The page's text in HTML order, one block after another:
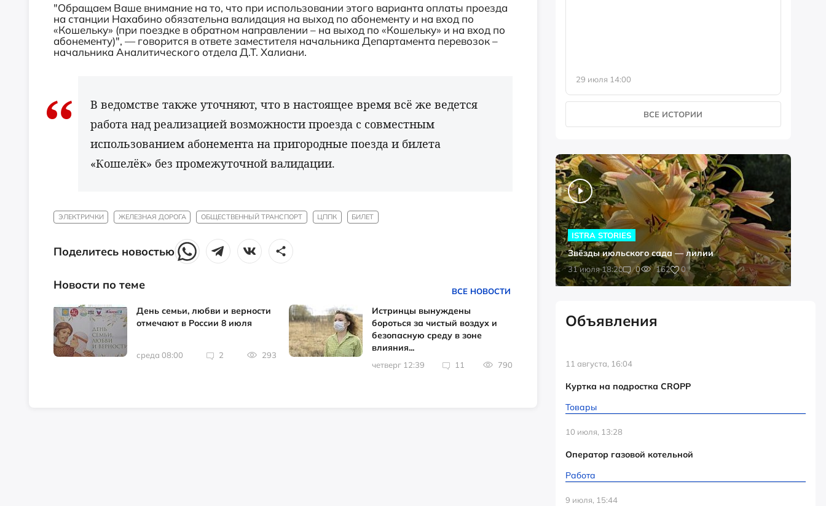
"Обращаем Ваше внимание на то, что при использовании этого варианта оплаты проезда
на станции Нахабино обязательна валидация на выход по абонементу и на вход по
«Кошельку» (при поездке в обратном направлении – на выход по «Кошельку» и на вход по
абонементу)", — говорится в ответе заместителя начальника Департамента перевозок –
начальника Аналитического отдела Д.Т. Халиани.
В ведомстве также уточняют, что в настоящее время всё же ведется
работа над реализацией возможности проезда с совместным
использованием абонемента на пригородные поезда и билета
«Кошелёк» без промежуточной валидации.
ЭЛЕКТРИЧКИ ЖЕЛЕЗНАЯ ДОРОГА ОБЩЕСТВЕННЫЙ ТРАНСПОРТ ЦППК БИЛЕТ
Поделитесь новостью
Новости по теме ВСЕ НОВОСТИ
День семьи, любви и верности
отмечают в России 8 июля
среда 08:00 2 293
Истринцы вынуждены
бороться за чистый воздух и
безопасную среду в зоне
влияния...
четверг 12:39 11 790
29 июля 14:00
ВСЕ ИСТОРИИ
31 июля 18:20 0 162 0
ISTRA STORIES
Звёзды июльского сада — лилии
Объявления
11 августа, 16:04
Куртка на подростка CROPP
Товары
10 июля, 13:28
Оператор газовой котельной
Работа
9 июля, 15:44